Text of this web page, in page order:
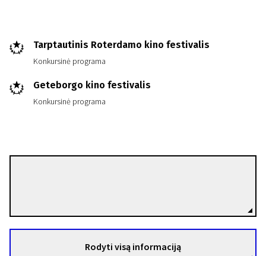
Tarptautinis Roterdamo kino festivalis
Konkursinė programa
Geteborgo kino festivalis
Konkursinė programa
Rodyti visą informaciją